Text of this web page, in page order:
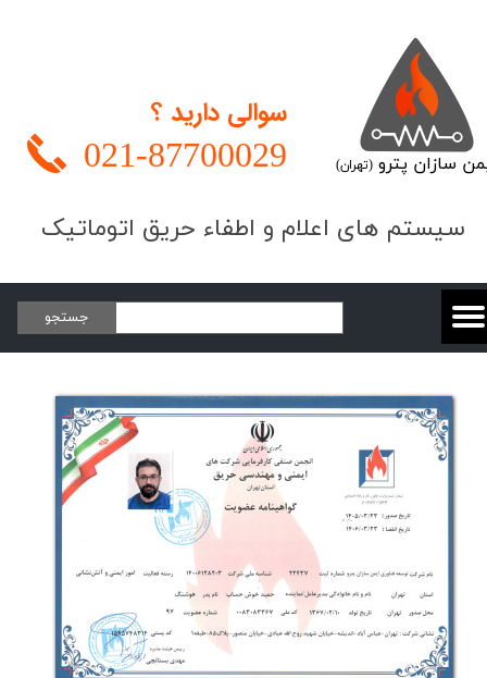
​​​سیستم های اعلام و اطفاء حریق اتوماتیک
سازان پترو(تهران)
سوالی دارید ؟
021-87700029
جستجو